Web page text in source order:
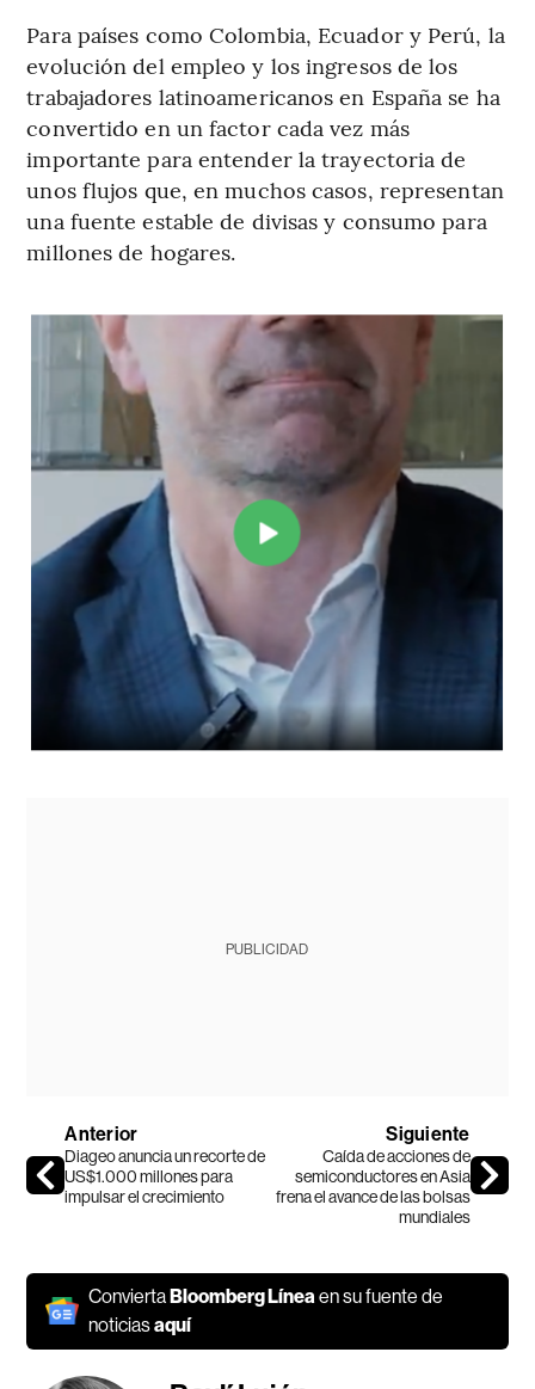
Para países como Colombia, Ecuador y Perú, la
evolución del empleo y los ingresos de los
trabajadores latinoamericanos en España se ha
convertido en un factor cada vez más
importante para entender la trayectoria de
unos flujos que, en muchos casos, representan
una fuente estable de divisas y consumo para
millones de hogares.
PUBLICIDAD
Anterior
Diageo anuncia un recorte de
US$1.000 millones para
impulsar el crecimiento
Siguiente
Caída de acciones de
semiconductores en Asia
frena el avance de las bolsas
mundiales
ConviertaBloomberg Línea en su fuente de
noticiasaquí